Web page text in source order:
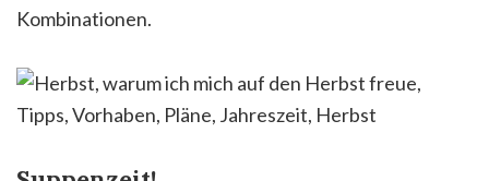
Kombinationen.